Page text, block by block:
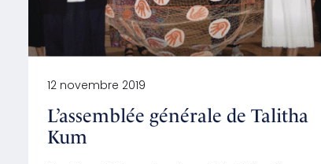
12 novembre 2019
L’assemblée générale de Talitha
Kum